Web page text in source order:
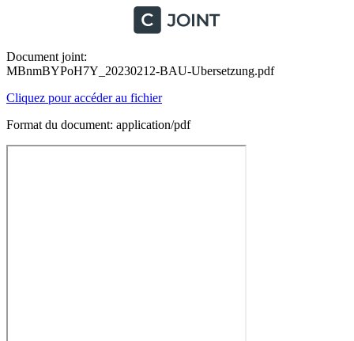
Document joint:
MBnmBYPoH7Y_20230212-BAU-Ubersetzung.pdf
Cliquez pour accéder au fichier
Format du document: application/pdf